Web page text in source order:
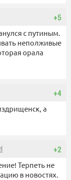
+5
с путиным.
неполживые
орала
+4
а
+2
Терпеть не
в новостях.